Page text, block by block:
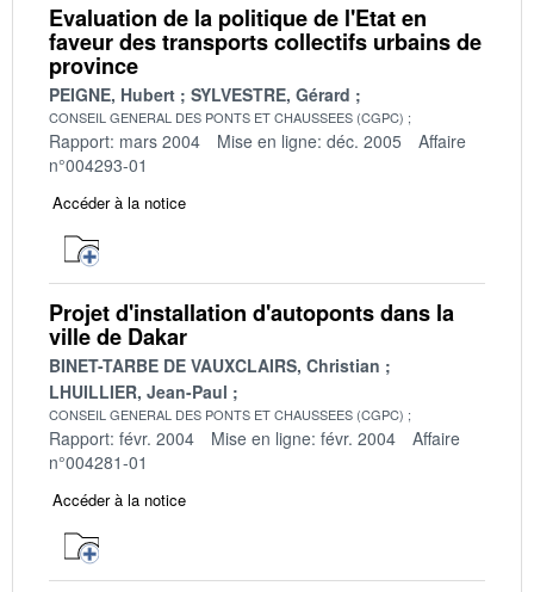
Evaluation de la politique de l'Etat en
faveur des transports collectifs urbains de
province
PEIGNE, Hubert SYLVESTRE, Gérard
CONSEIL GENERAL DES PONTS ET CHAUSSEES (CGPC)
Rapport: mars 2004 Mise en ligne: déc. 2005
Affaire
n°004293-01
Accéder à la notice
Projet d'installation d'autoponts dans la
ville de Dakar
BINET-TARBE DE VAUXCLAIRS, Christian
LHUILLIER, Jean-Paul
CONSEIL GENERAL DES PONTS ET CHAUSSEES (CGPC)
Rapport: févr. 2004 Mise en ligne: févr. 2004
Affaire
n°004281-01
Accéder à la notice